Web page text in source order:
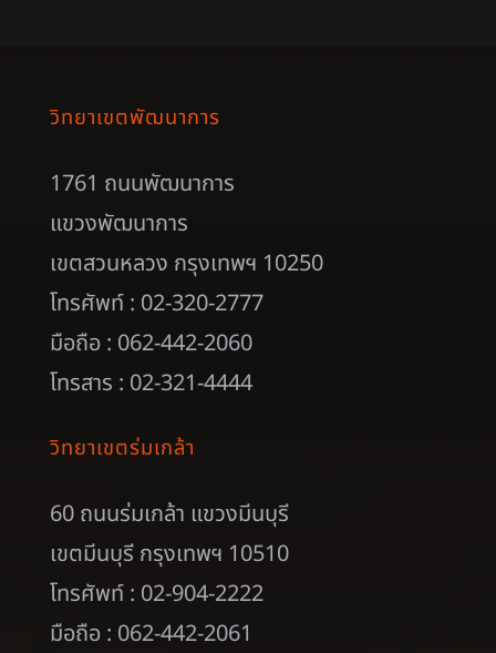
วิทยาเขตพัฒนาการ
1761 ถนนพัฒนาการ
แขวงพัฒนาการ
เขตสวนหลวง กรุงเทพฯ 10250
โทรศัพท์ : 02-320-2777
มือถือ : 062-442-2060
โทรสาร : 02-321-4444
วิทยาเขตร่มเกล้า
60 ถนนร่มเกล้า แขวงมีนบุรี
เขตมีนบุรี กรุงเทพฯ 10510
โทรศัพท์ : 02-904-2222
มือถือ : 062-442-2061